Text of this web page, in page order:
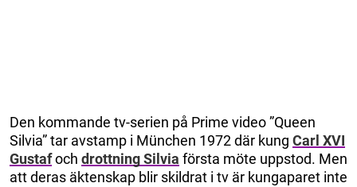
Den kommande tv-serien på Prime video ”Queen
Silvia” tar avstamp i München 1972 där kung Carl XVI
Gustafoch drottning Silvia första möte uppstod. Men
att deras äktenskap blir skildrat i tv är kungaparet inte